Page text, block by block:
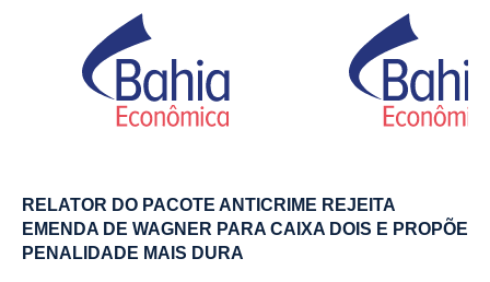
RELATOR DO PACOTE ANTICRIME REJEITA
EMENDA DE WAGNER PARA CAIXA DOIS E PROPÕE
PENALIDADE MAIS DURA